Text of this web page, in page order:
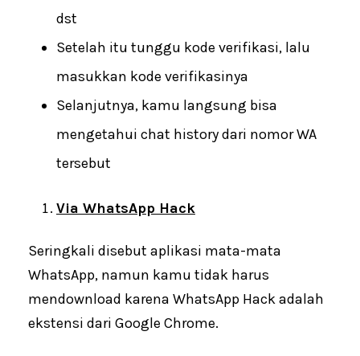
dst
Setelah itu tunggu kode verifikasi, lalu
masukkan kode verifikasinya
Selanjutnya, kamu langsung bisa
mengetahui chat history dari nomor WA
tersebut
Via WhatsApp Hack
Seringkali disebut aplikasi mata-mata
WhatsApp, namun kamu tidak harus
mendownload karena WhatsApp Hack adalah
ekstensi dari Google Chrome.